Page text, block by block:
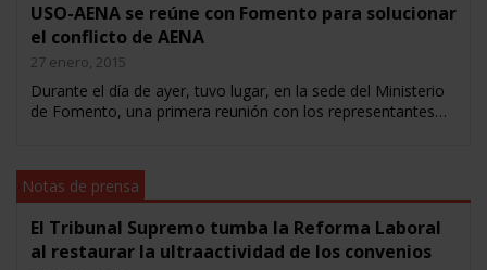
USO-AENA se reúne con Fomento para solucionar
el conflicto de AENA
27 enero, 2015
Durante el día de ayer, tuvo lugar, en la sede del Ministerio
de Fomento, una primera reunión con los representantes…
Notas de prensa
El Tribunal Supremo tumba la Reforma Laboral
al restaurar la ultraactividad de los convenios